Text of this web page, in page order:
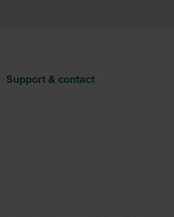
Support & contact